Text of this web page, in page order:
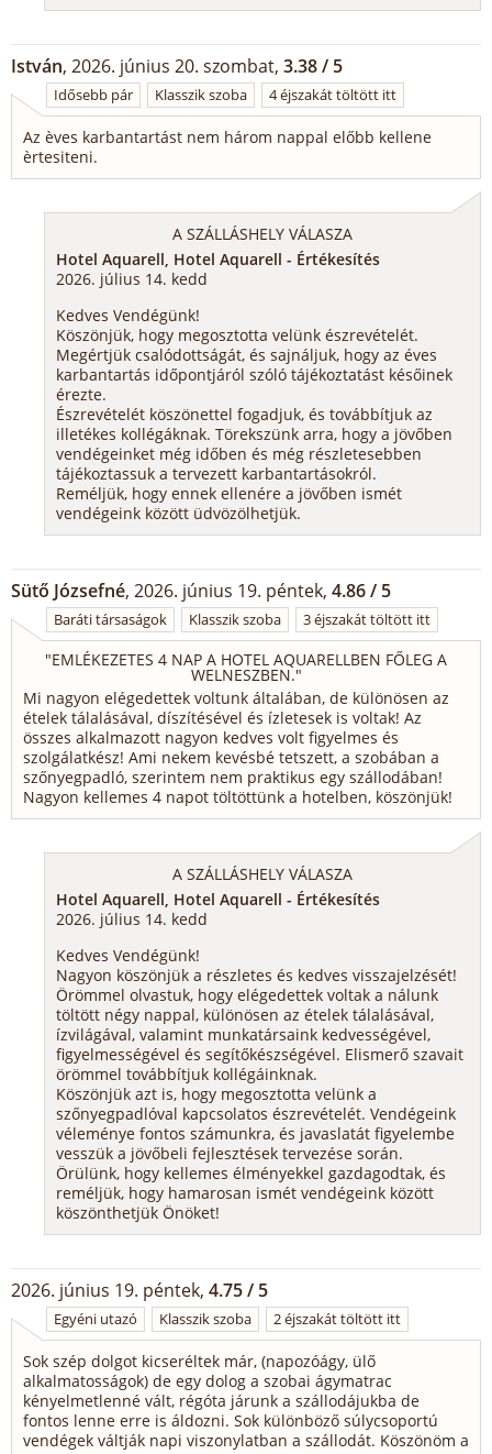
István, 2026. június 20. szombat, 3.38 / 5
Idősebb pár Klasszik szoba 4 éjszakát töltött itt
Az èves karbantartást nem három nappal előbb kellene
èrtesiteni.
A SZÁLLÁSHELY VÁLASZA
Hotel Aquarell, Hotel Aquarell - Értékesítés
2026. július 14. kedd
Kedves Vendégünk!
Köszönjük, hogy megosztotta velünk észrevételét.
Megértjük csalódottságát, és sajnáljuk, hogy az éves
karbantartás időpontjáról szóló tájékoztatást későinek
érezte.
Észrevételét köszönettel fogadjuk, és továbbítjuk az
illetékes kollégáknak. Törekszünk arra, hogy a jövőben
vendégeinket még időben és még részletesebben
tájékoztassuk a tervezett karbantartásokról.
Reméljük, hogy ennek ellenére a jövőben ismét
vendégeink között üdvözölhetjük.
Sütő Józsefné, 2026. június 19. péntek, 4.86 / 5
Baráti társaságok Klasszik szoba 3 éjszakát töltött itt
"EMLÉKEZETES 4 NAP A HOTEL AQUARELLBEN FŐLEG A
WELNESZBEN."
Mi nagyon elégedettek voltunk általában, de különösen az
ételek tálalásával, díszítésével és ízletesek is voltak! Az
összes alkalmazott nagyon kedves volt figyelmes és
szolgálatkész! Ami nekem kevésbé tetszett, a szobában a
szőnyegpadló, szerintem nem praktikus egy szállodában!
Nagyon kellemes 4 napot töltöttünk a hotelben, köszönjük!
A SZÁLLÁSHELY VÁLASZA
Hotel Aquarell, Hotel Aquarell - Értékesítés
2026. július 14. kedd
Kedves Vendégünk!
Nagyon köszönjük a részletes és kedves visszajelzését!
Örömmel olvastuk, hogy elégedettek voltak a nálunk
töltött négy nappal, különösen az ételek tálalásával,
ízvilágával, valamint munkatársaink kedvességével,
figyelmességével és segítőkészségével. Elismerő szavait
örömmel továbbítjuk kollégáinknak.
Köszönjük azt is, hogy megosztotta velünk a
szőnyegpadlóval kapcsolatos észrevételét. Vendégeink
véleménye fontos számunkra, és javaslatát figyelembe
vesszük a jövőbeli fejlesztések tervezése során.
Örülünk, hogy kellemes élményekkel gazdagodtak, és
reméljük, hogy hamarosan ismét vendégeink között
köszönthetjük Önöket!
2026. június 19. péntek, 4.75 / 5
Egyéni utazó Klasszik szoba 2 éjszakát töltött itt
Sok szép dolgot kicseréltek már, (napozóágy, ülő
alkalmatosságok) de egy dolog a szobai ágymatrac
kényelmetlenné vált, régóta járunk a szállodájukba de
fontos lenne erre is áldozni. Sok különböző súlycsoportú
vendégek váltják napi viszonylatban a szállodát. Köszönöm a